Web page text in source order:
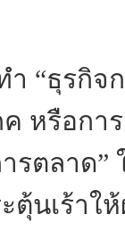
รกิจกา
หรือกา
รตลาด”
ตุ้นเร้าใ